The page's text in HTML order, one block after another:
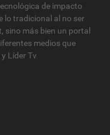
de impacto
lo tradicional al no ser
sino más bien un portal
medios que
Líder Tv